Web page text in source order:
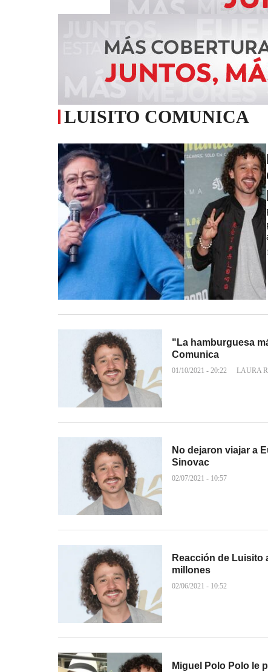
LUISITO COMUNICA
"La hamburguesa
Comunica
01/10/2021 - 20:22 LAURA
No dejaron viajar a
Sinovac
02/07/2021 - 10:57
Reacción de Luisito
millones
02/06/2021 - 10:52
Miguel Polo Polo le